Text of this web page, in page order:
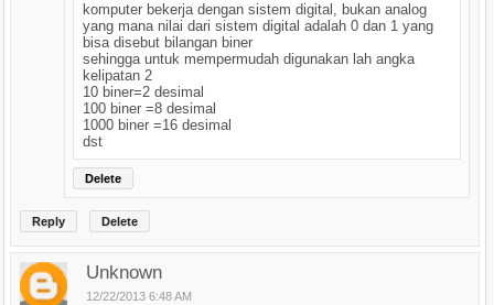
komputer bekerja dengan sistem digital, bukan analog
yang mana nilai dari sistem digital adalah 0 dan 1 yang
bisa disebut bilangan biner
sehingga untuk mempermudah digunakan lah angka
kelipatan 2
10 biner=2 desimal
100 biner =8 desimal
1000 biner =16 desimal
dst
Delete
Reply Delete
Unknown
12/22/2013 6:48 AM